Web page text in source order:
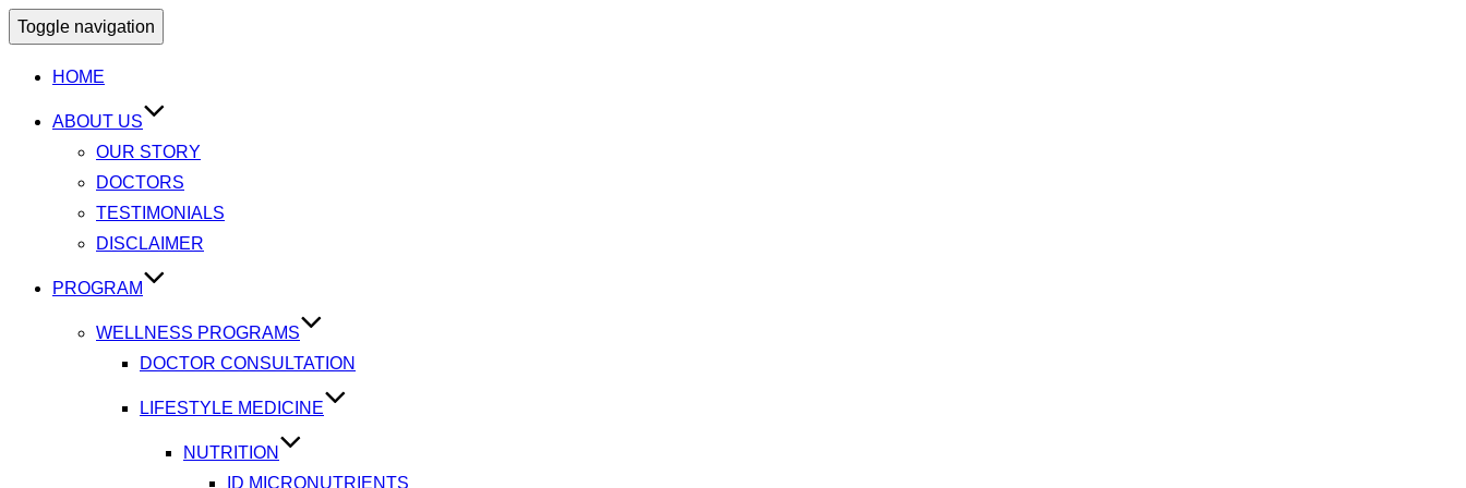
Toggle navigation
HOME
ABOUT US
OUR STORY
DOCTORS
TESTIMONIALS
DISCLAIMER
PROGRAM
WELLNESS PROGRAMS
DOCTOR CONSULTATION
LIFESTYLE MEDICINE
NUTRITION
ID MICRONUTRIENTS